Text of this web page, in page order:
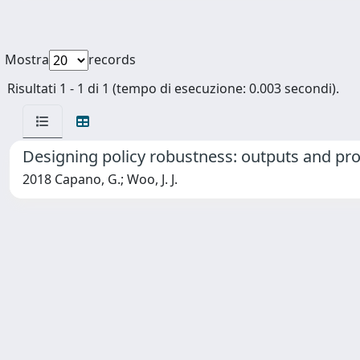
Mostra
records
Risultati 1 - 1 di 1 (tempo di esecuzione: 0.003 secondi).
Designing policy robustness: outputs and
2018 Capano, G.; Woo, J. J.